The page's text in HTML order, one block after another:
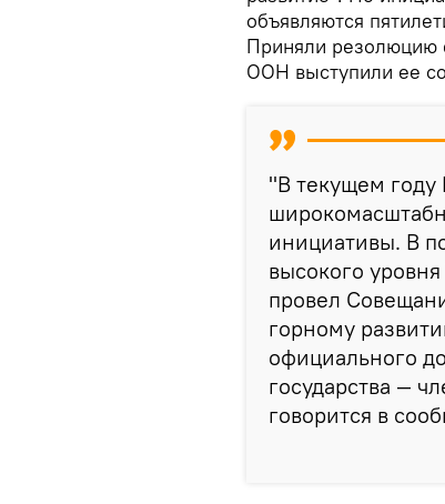
объявляются
Приняли резолюцию
ООН выступили ее
"В текущем
инициативы. В
высокого
провел
горному
официального
государства —
говорится в